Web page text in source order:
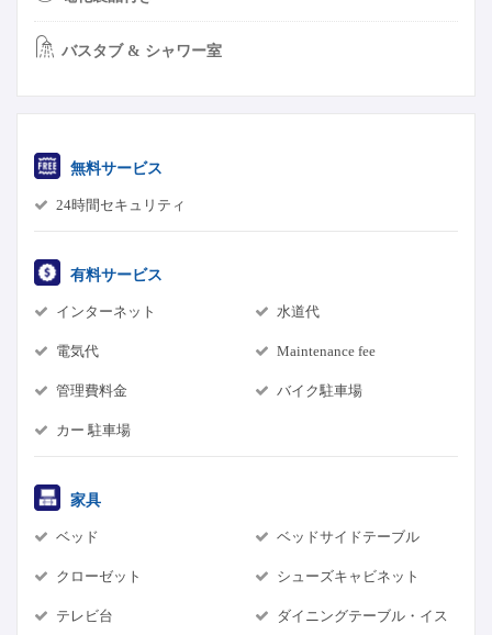
バスタブ & シャワー室
無料サービス
24時間セキュリティ
有料サービス
インターネット 水道代
電気代 Maintenance fee
管理費料金 バイク駐車場
カー 駐車場
家具
ベッド ベッドサイドテーブル
クローゼット シューズキャビネット
テレビ台 ダイニングテーブル・イス